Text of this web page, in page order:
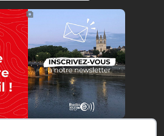
https://radio-g.fr?15843
⧉